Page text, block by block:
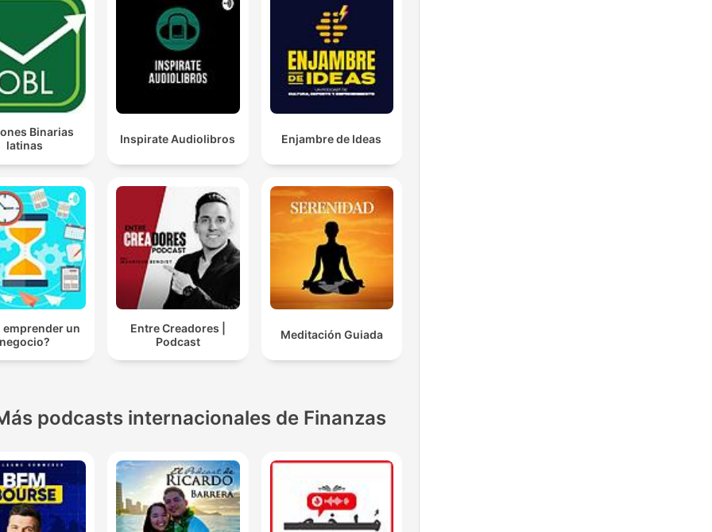
Binarias
latinas
Inspirate Audiolibros Enjambre de Ideas
emprender un
Entre Creadores |
Podcast
Meditación Guiada
podcasts internacionales de Finanzas